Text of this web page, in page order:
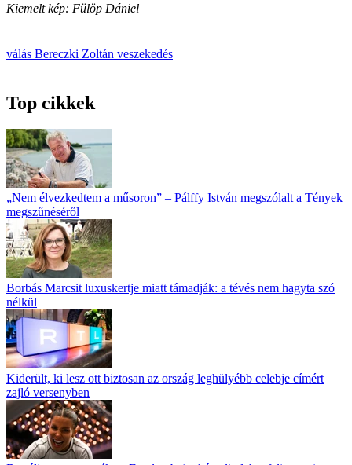
Kiemelt kép: Fülöp Dániel
válás Bereczki Zoltán veszekedés
Top cikkek
„Nem élvezkedtem a műsoron” – Pálffy István megszólalt a Tények
megszűnéséről
Borbás Marcsit luxuskertje miatt támadják: a tévés nem hagyta szó
nélkül
Kiderült, ki lesz ott biztosan az ország leghülyébb celebje címért
zajló versenyben